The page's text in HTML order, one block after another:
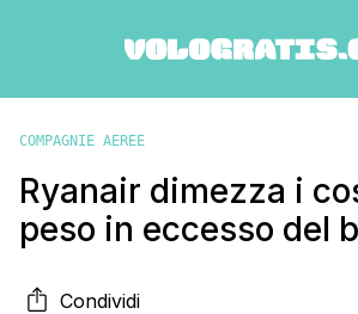
COMPAGNIE AEREE
Ryanair dimezza i
peso in eccesso del
Condividi